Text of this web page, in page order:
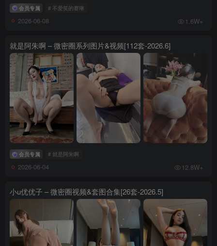
会员专属 # 不爱笑的赛琳
2026-06-08 1.6W+
就是阿朱啊 – 微密圈系列图片&视频[112套-2026.6]
会员专属 # 就是阿朱啊
2026-06-04 12.8W+
小u优优子 – 微密圈视频&套图合集[26套-2026.5]